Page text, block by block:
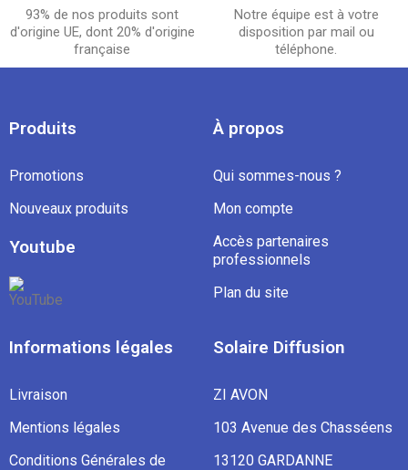
93% de nos produits sont
d'origine UE, dont 20% d'origine
française
Notre équipe est à votre
disposition par mail ou
téléphone.
Produits
Promotions
Nouveaux produits
Youtube
À propos
Qui sommes-nous ?
Mon compte
Accès partenaires
professionnels
Plan du site
Informations légales
Livraison
Mentions légales
Conditions Générales de
Solaire Diffusion
ZI AVON
103 Avenue des Chasséens
13120 GARDANNE